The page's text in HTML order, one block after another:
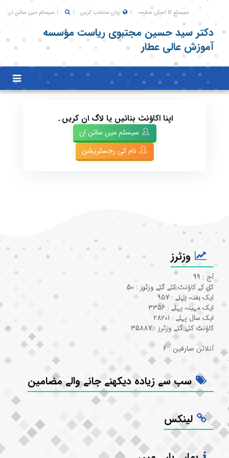
سیسٹم کا اصلی صفحہ زبان منتخب کریں سیسٹم میں سائن ان
دکتر سید حسین مجتبوی ریاست مؤسسه
آموزش عالی عطار
Toggle
اپنا اکاؤنٹ بنائیں یا لاگ ان کریں۔
سیسٹم میں سائن ان
نام کی رجسٹریشن
وزٹرز
آج : 99
کل کے کاؤنٹ کئے گئے وزٹرز : 50
ایک ہفتہ پہلے : 957
ایک مہینہ پہلے : 3356
ایک سال پہلے : 28201
کاؤنٹ کئے گئے وزٹرز : 35887
آنلائن صارفین : 6
سب سے زیادہ دیکھنے جانے والے مضامین
لینکس